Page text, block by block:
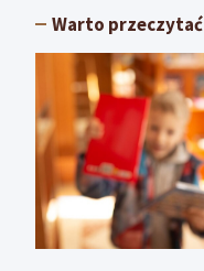
Warto przeczytać